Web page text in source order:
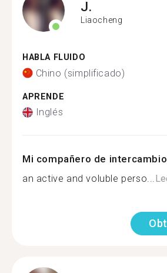
J.
Liaocheng
HABLA FLUIDO
Chino (simplificado)
APRENDE
Inglés
Mi compañero de
an active and voluble perso...